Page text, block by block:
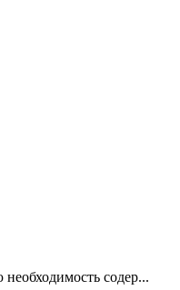
содер...